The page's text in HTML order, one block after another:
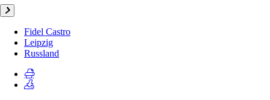
Fidel Castro
Leipzig
Russland